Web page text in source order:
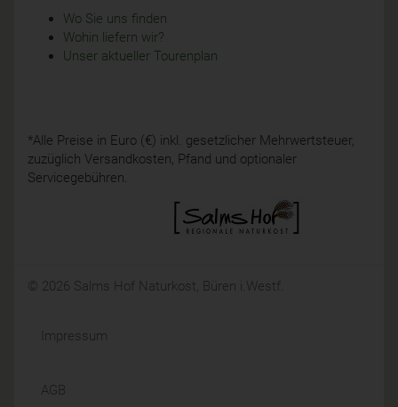
Wo Sie uns finden
Wohin liefern wir?
Unser aktueller Tourenplan
*Alle Preise in Euro (€) inkl. gesetzlicher Mehrwertsteuer,
zuzüglich Versandkosten, Pfand und optionaler
Servicegebühren.
© 2026 Salms Hof Naturkost, Büren i.Westf.
Impressum
AGB